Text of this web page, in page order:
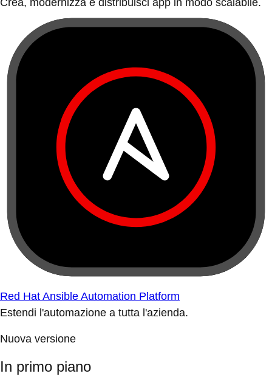
Crea, modernizza e distribuisci app in modo scalabile.
Red Hat Ansible Automation Platform
Estendi l'automazione a tutta l'azienda.
Nuova versione
In primo piano